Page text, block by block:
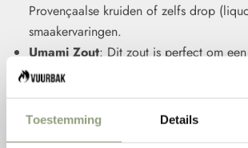
Toestemming Details
Provençaalse kruiden of zelfs drop
smaakervaringen.
Umami Zout: Dit zout is perfect om
smaak aan je gerechten toe te voegen.
of groenten voor een subtiele, maar rijke